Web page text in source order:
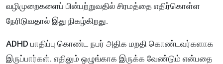
வழிமுறைகளைப் பின்பற்றுவதில் சிரமத்தை எதிர்கொள்ள
நேரிடுவதால் இது நிகழ்கிறது.
ADHD பாதிப்பு கொண்ட நபர் அதிக மறதி கொண்டவர்களாக
இருப்பார்கள். எதிலும் ஒழுங்காக இருக்க வேண்டும் என்பதை